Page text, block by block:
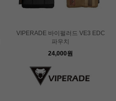
VIPERADE 바이펄러드 VE3 EDC
파우치
24,000원